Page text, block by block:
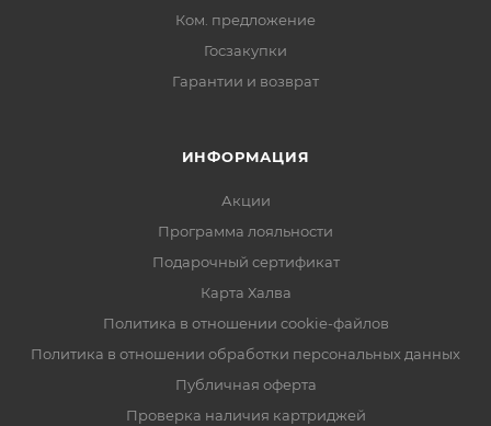
Ком. предложение
Госзакупки
Гарантии и возврат
ИНФОРМАЦИЯ
Акции
Программа лояльности
Подарочный сертификат
Карта Халва
Политика в отношении cookie-файлов
Политика в отношении обработки персональных данных
Публичная оферта
Проверка наличия картриджей